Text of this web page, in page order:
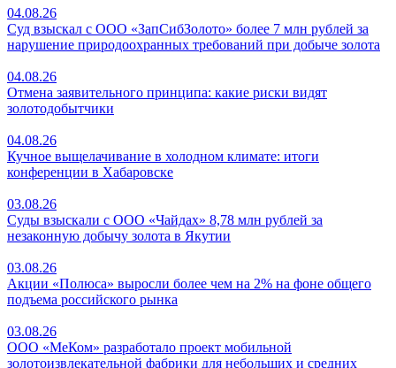
04.08.26
Суд взыскал с ООО «ЗапСибЗолото» более 7 млн рублей за
нарушение природоохранных требований при добыче золота
04.08.26
Отмена заявительного принципа: какие риски видят
золотодобытчики
04.08.26
Кучное выщелачивание в холодном климате: итоги
конференции в Хабаровске
03.08.26
Суды взыскали с ООО «Чайдах» 8,78 млн рублей за
незаконную добычу золота в Якутии
03.08.26
Акции «Полюса» выросли более чем на 2% на фоне общего
подъема российского рынка
03.08.26
ООО «МеКом» разработало проект мобильной
золотоизвлекательной фабрики для небольших и средних